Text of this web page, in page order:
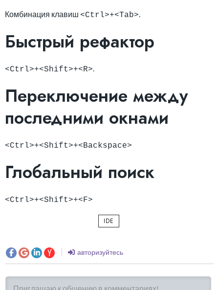
Комбинация клавиш <Ctrl>+<Tab>
Быстрый рефактор
<Ctrl>+<Shift>+<R>
Переключение между
последними окнами
<Ctrl>+<Shift>+<Backspace>
Глобальный поиск
<Ctrl>+<Shift>+<F>
IDE
авторизуйтесь